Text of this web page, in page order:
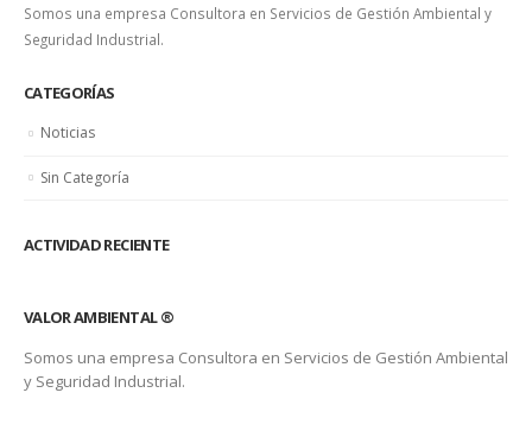
Somos una empresa Consultora en Servicios de Gestión Ambiental y
Seguridad Industrial.
CATEGORÍAS
Noticias
Sin Categoría
ACTIVIDAD RECIENTE
VALOR AMBIENTAL ®
Somos una empresa Consultora en Servicios de Gestión Ambiental
y Seguridad Industrial.